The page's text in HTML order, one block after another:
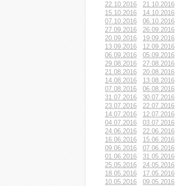
22.10.2016
21.10.2016
15.10.2016
14.10.2016
07.10.2016
06.10.2016
27.09.2016
26.09.2016
20.09.2016
19.09.2016
13.09.2016
12.09.2016
06.09.2016
05.09.2016
29.08.2016
27.08.2016
21.08.2016
20.08.2016
14.08.2016
13.08.2016
07.08.2016
06.08.2016
31.07.2016
30.07.2016
23.07.2016
22.07.2016
14.07.2016
12.07.2016
04.07.2016
03.07.2016
24.06.2016
22.06.2016
16.06.2016
15.06.2016
09.06.2016
07.06.2016
01.06.2016
31.05.2016
25.05.2016
24.05.2016
18.05.2016
17.05.2016
10.05.2016
09.05.2016